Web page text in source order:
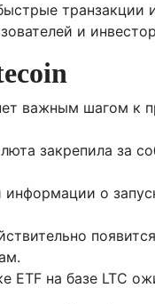
и
важным шагом к
закрепила за
о
ETF на базе LTC